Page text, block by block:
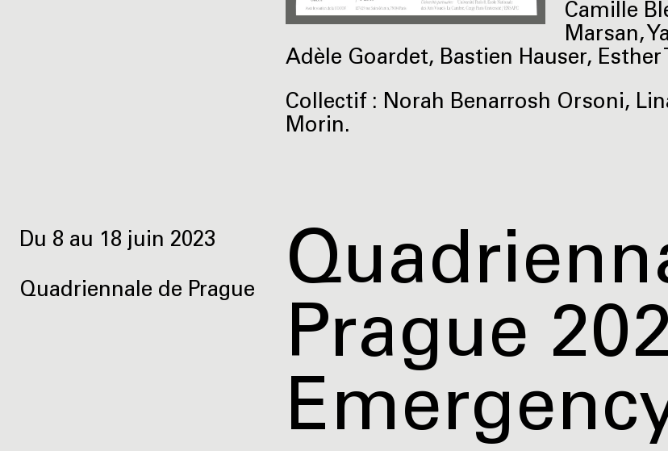
Camille
Marsan,
Adèle Goardet, Bastien Hauser, Esther
Collectif : Norah Benarrosh Orsoni,
Morin.
Du 8 au 18 juin 2023
Quadriennale de Prague
Prague